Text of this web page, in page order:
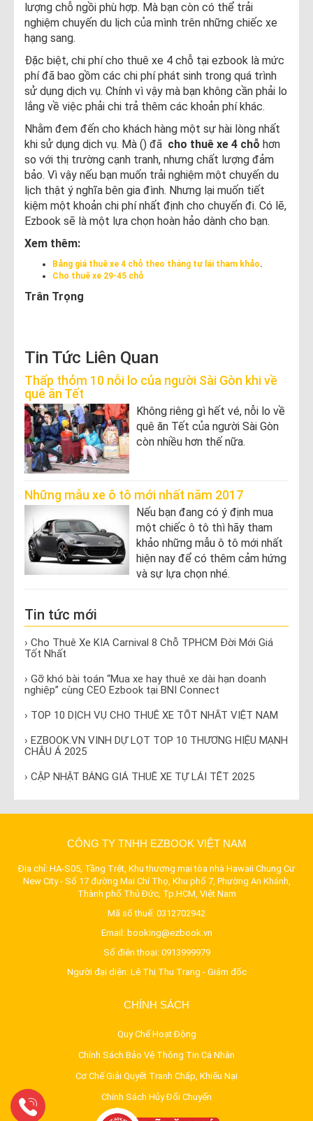
lượng chỗ ngồi phù hợp. Mà bạn còn có thể trải
nghiệm chuyến du lịch của mình trên những chiếc xe
hạng sang.
Đặc biệt, chi phí cho thuê xe 4 chỗ tại ezbook là mức
phí đã bao gồm các chi phí phát sinh trong quá trình
sử dụng dịch vụ. Chính vì vậy mà bạn không cần phải lo
lắng về việc phải chi trả thêm các khoản phí khác.
Nhằm đem đến cho khách hàng một sự hài lòng nhất
khi sử dụng dịch vụ. Mà () đã cho thuê xe 4 chỗ hơn
so với thị trường cạnh tranh, nhưng chất lượng đảm
bảo. Vì vậy nếu bạn muốn trải nghiệm một chuyến du
lịch thật ý nghĩa bên gia đình. Nhưng lại muốn tiết
kiệm một khoản chi phí nhất định cho chuyến đi. Có lẽ,
Ezbook sẽ là một lựa chọn hoàn hảo dành cho bạn.
Xem thêm:
Bảng giá thuê xe 4 chỗ theo tháng tự lái tham khảo.
Cho thuê xe 29-45 chỗ
Trân Trọng
Tin Tức Liên Quan
Thấp thỏm 10 nỗi lo của người Sài Gòn khi về
quê ăn Tết
Không riêng gì hết vé, nỗi lo về
quê ăn Tết của người Sài Gòn
còn nhiều hơn thế nữa.
Những mẫu xe ô tô mới nhất năm 2017
Nếu bạn đang có ý định mua
một chiếc ô tô thì hãy tham
khảo những mẫu ô tô mới nhất
hiện nay để có thêm cảm hứng
và sự lựa chọn nhé.
Tin tức mới
› Cho Thuê Xe KIA Carnival 8 Chỗ TPHCM Đời Mới Giá
Tốt Nhất
› Gỡ khó bài toán “Mua xe hay thuê xe dài hạn doanh
nghiệp” cùng CEO Ezbook tại BNI Connect
› TOP 10 DỊCH VỤ CHO THUÊ XE TỐT NHẤT VIỆT NAM
› EZBOOK.VN VINH DỰ LỌT TOP 10 THƯƠNG HIỆU MẠNH
CHÂU Á 2025
› CẬP NHẬT BẢNG GIÁ THUÊ XE TỰ LÁI TẾT 2025
CÔNG TY TNHH EZBOOK VIỆT NAM
Địa chỉ: HA-S05, Tầng Trệt, Khu thương mại tòa nhà Hawaii Chung Cư
New City - Số 17 đường Mai Chí Thọ, Khu phố 7, Phường An Khánh,
Thành phố Thủ Đức, Tp.HCM, Việt Nam
Mã số thuế: 0312702942
Email: booking@ezbook.vn
Số điện thoại: 0913999979
Người đại diện: Lê Thị Thu Trang - Giám đốc
CHÍNH SÁCH
Quy Chế Hoạt Động
Chính Sách Bảo Vệ Thông Tin Cá Nhân
Cơ Chế Giải Quyết Tranh Chấp, Khiếu Nại
Chính Sách Hủy Đổi Chuyến